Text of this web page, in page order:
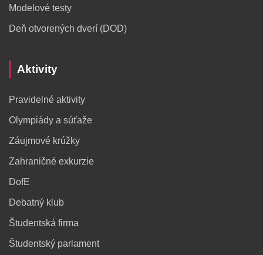
Modelové testy
Deň otvorených dverí (DOD)
Aktivity
Pravidelné aktivity
Olympiády a súťaže
Záujmové krúžky
Zahraničné exkurzie
DofE
Debatný klub
Študentská firma
Študentský parlament